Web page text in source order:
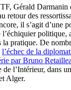
Gérald
retour des
il s’agit d’une
politique,
la pratique. De
l’échec de la
par Bruno
l’Intérieur, dans
Alger.